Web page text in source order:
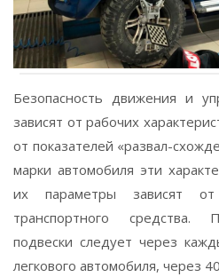
Безопасность движения и
зависят от рабочих
от показателей «развал-
марки автомобиля эти
их параметры зависят
транспортного средства.
подвески следует через
легкового автомобиля, через